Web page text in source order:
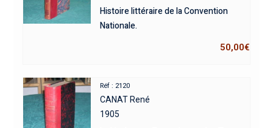
Histoire littéraire de la Convention
Nationale.
50,00€
Réf : 2120
CANAT René
1905